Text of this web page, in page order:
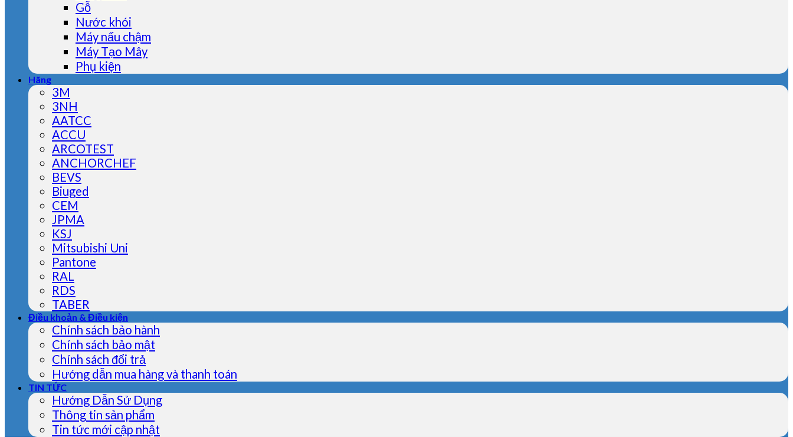
Gỗ
Nước khói
Máy nấu chậm
Máy Tạo Mây
Phụ kiện
Hãng
3M
3NH
AATCC
ACCU
ARCOTEST
ANCHORCHEF
BEVS
Biuged
CEM
JPMA
KSJ
Mitsubishi Uni
Pantone
RAL
RDS
TABER
Điều khoản & Điều kiện
Chính sách bảo hành
Chính sách bảo mật
Chính sách đổi trả
Hướng dẫn mua hàng và thanh toán
TIN TỨC
Hướng Dẫn Sử Dụng
Thông tin sản phẩm
Tin tức mới cập nhật